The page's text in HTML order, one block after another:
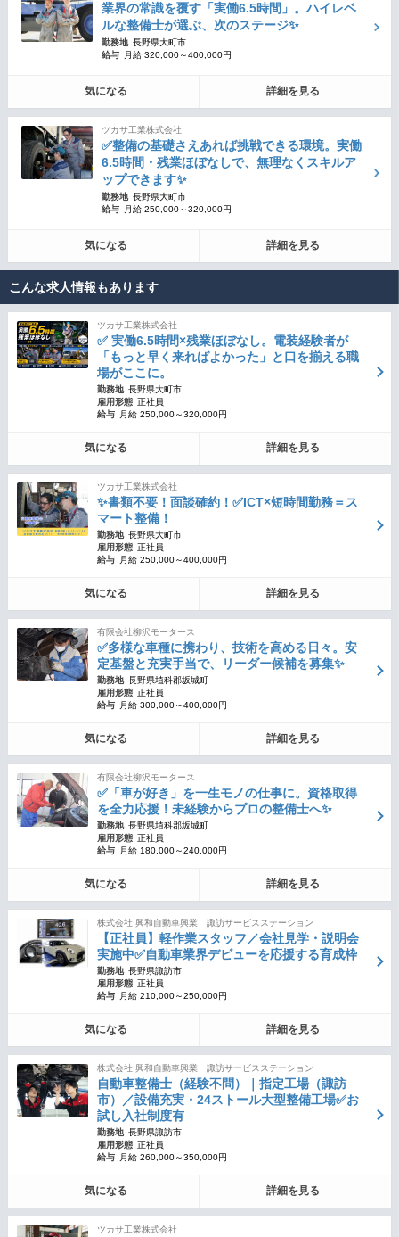
業界の常識を覆す「実働6.5時間」。ハイレベ
ルな整備士が選ぶ、次のステージ✨
勤務地 長野県大町市
給与
月給 320,000～400,000円
気になる 詳細を見る
ツカサ工業株式会社
✅整備の基礎さえあれば挑戦できる環境。実働
6.5時間・残業ほぼなしで、無理なくスキルア
ップできます✨
勤務地 長野県大町市
給与
月給 250,000～320,000円
気になる 詳細を見る
こんな求人情報もあります
ツカサ工業株式会社
✅ 実働6.5時間×残業ほぼなし。電装経験者が
「もっと早く来ればよかった」と口を揃える職
場がここに。
勤務地 長野県大町市
雇用形態 正社員
給与
月給 250,000～320,000円
気になる 詳細を見る
ツカサ工業株式会社
✨書類不要！面談確約！✅ICT×短時間勤務＝ス
マート整備！
勤務地 長野県大町市
雇用形態 正社員
給与
月給 250,000～400,000円
気になる 詳細を見る
有限会社柳沢モータース
✅多様な車種に携わり、技術を高める日々。安
定基盤と充実手当で、リーダー候補を募集✨
勤務地 長野県埴科郡坂城町
雇用形態 正社員
給与
月給 300,000～400,000円
気になる 詳細を見る
有限会社柳沢モータース
✅「車が好き」を一生モノの仕事に。資格取得
を全力応援！未経験からプロの整備士へ✨
勤務地 長野県埴科郡坂城町
雇用形態 正社員
給与
月給 180,000～240,000円
気になる 詳細を見る
株式会社 興和自動車興業 諏訪サービスステーション
【正社員】軽作業スタッフ／会社見学・説明会
実施中✅自動車業界デビューを応援する育成枠
勤務地 長野県諏訪市
雇用形態 正社員
給与
月給 210,000～250,000円
気になる 詳細を見る
株式会社 興和自動車興業 諏訪サービスステーション
自動車整備士（経験不問）｜指定工場（諏訪
市）／設備充実・24ストール大型整備工場✅お
試し入社制度有
勤務地 長野県諏訪市
雇用形態 正社員
給与
月給 260,000～350,000円
気になる 詳細を見る
ツカサ工業株式会社